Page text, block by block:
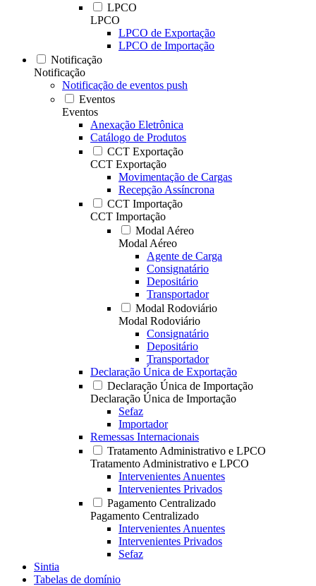
LPCO
LPCO
LPCO de Exportação
LPCO de Importação
Notificação
Notificação
Notificação de eventos push
Eventos
Eventos
Anexação Eletrônica
Catálogo de Produtos
CCT Exportação
CCT Exportação
Movimentação de Cargas
Recepção Assíncrona
CCT Importação
CCT Importação
Modal Aéreo
Modal Aéreo
Agente de Carga
Consignatário
Depositário
Transportador
Modal Rodoviário
Modal Rodoviário
Consignatário
Depositário
Transportador
Declaração Única de Exportação
Declaração Única de Importação
Declaração Única de Importação
Sefaz
Importador
Remessas Internacionais
Tratamento Administrativo e LPCO
Tratamento Administrativo e LPCO
Intervenientes Anuentes
Intervenientes Privados
Pagamento Centralizado
Pagamento Centralizado
Intervenientes Anuentes
Intervenientes Privados
Sefaz
Sintia
Tabelas de domínio